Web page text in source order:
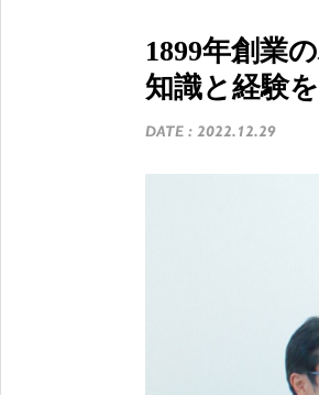
1899年創業
知識と経験
DATE : 2022.12.29